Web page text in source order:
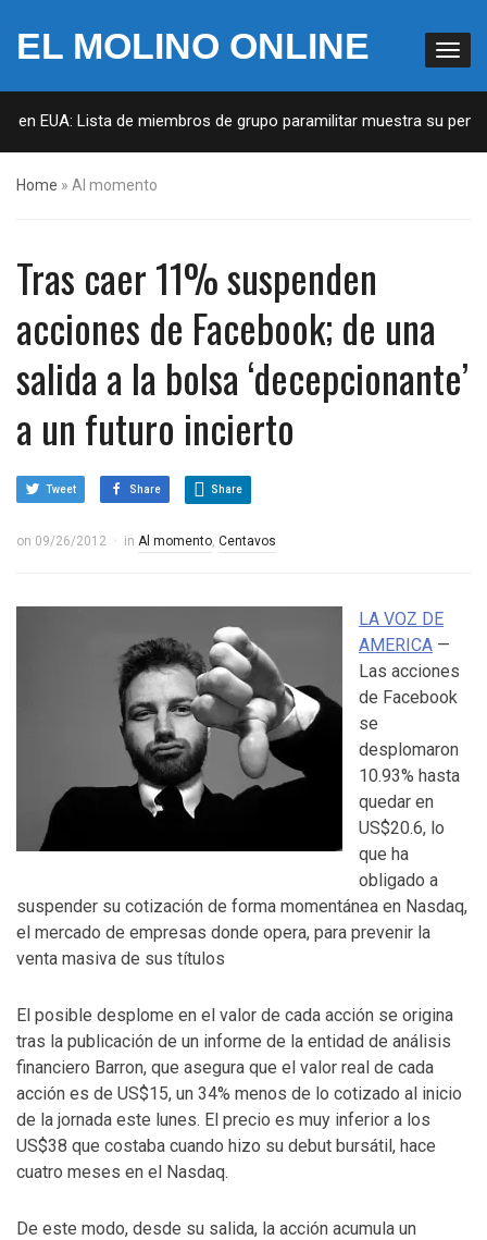
EL MOLINO ONLINE
EUA: Lista de miembros de grupo paramilitar muestra su
Home » Al momento
Tras caer 11% suspenden
acciones de Facebook; de una
salida a la bolsa ‘decepcionante’
a un futuro incierto
Tweet Share Share
on 09/26/2012 in Al momento, Centavos
LA VOZ DE
AMERICA —
Las acciones
de Facebook
se
desplomaron
10.93% hasta
quedar en
US$20.6, lo
que ha
obligado a
suspender su cotización de forma momentánea en Nasdaq,
el mercado de empresas donde opera, para prevenir la
venta masiva de sus títulos
El posible desplome en el valor de cada acción se origina
tras la publicación de un informe de la entidad de análisis
financiero Barron, que asegura que el valor real de cada
acción es de US$15, un 34% menos de lo cotizado al inicio
de la jornada este lunes. El precio es muy inferior a los
US$38 que costaba cuando hizo su debut bursátil, hace
cuatro meses en el Nasdaq.
De este modo, desde su salida, la acción acumula un